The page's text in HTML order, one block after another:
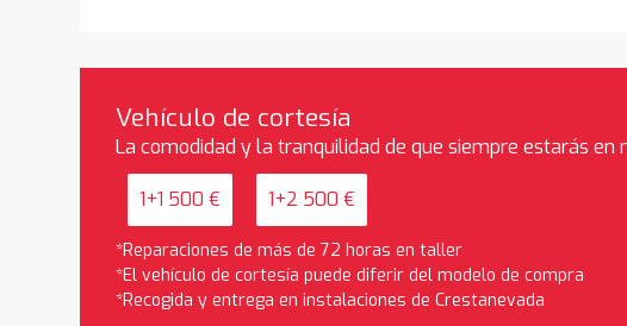
Vehículo de cortesía
La comodidad y la tranquilidad de que siempre estarás en
1+1 500 € 1+2 500 €
*Reparaciones de más de 72 horas en taller
*El vehículo de cortesía puede diferir del modelo de compra
*Recogida y entrega en instalaciones de Crestanevada